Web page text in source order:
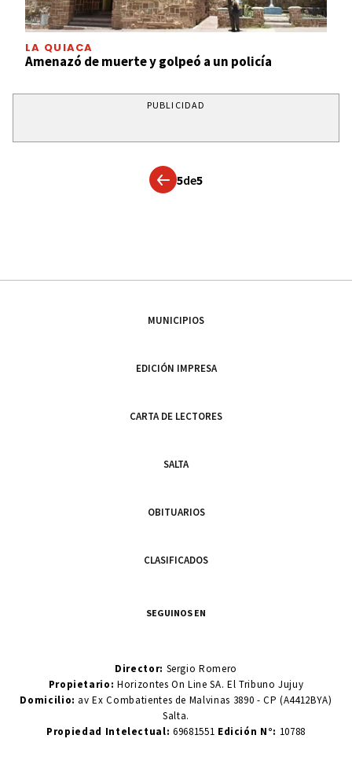
LA QUIACA
Amenazó de muerte y golpeó a un policía
PUBLICIDAD
5de5
MUNICIPIOS
EDICIÓN IMPRESA
CARTA DE LECTORES
SALTA
OBITUARIOS
CLASIFICADOS
SEGUINOS EN
Director: Sergio Romero
Propietario:Horizontes On Line SA. El Tribuno Jujuy
Domicilio: av Ex Combatientes de Malvinas 3890 - CP (A4412BYA)
Salta.
Propiedad Intelectual: 69681551 Edición N°: 10788